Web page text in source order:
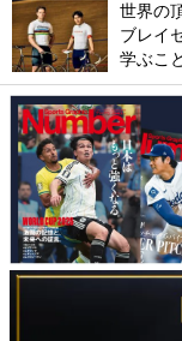
世界の
ブレイ
学ぶこ